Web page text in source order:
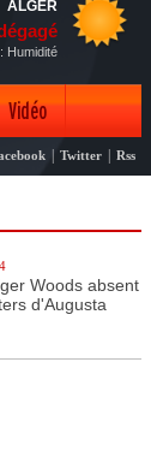
ALGER
: Humidité
Vidéo
Photo Twitter Rss
Woods absent
d'Augusta